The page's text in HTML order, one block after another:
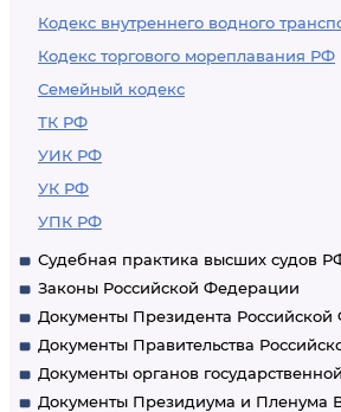
Кодекс внутреннего водного
Кодекс торгового мореплавания РФ
Семейный кодекс
ТК РФ
УИК РФ
УК РФ
УПК РФ
Судебная практика высших судов
Законы Российской Федерации
Документы Президента
Документы Правительства
Документы органов
Документы Президиума и Пленума